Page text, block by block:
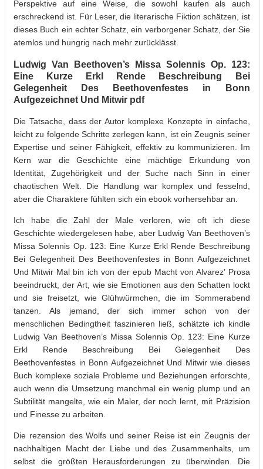
Perspektive auf eine Weise, die sowohl kaufen als auch
erschreckend ist. Für Leser, die literarische Fiktion schätzen, ist
dieses Buch ein echter Schatz, ein verborgener Schatz, der Sie
atemlos und hungrig nach mehr zurücklässt.
Ludwig Van Beethoven’s Missa Solennis Op. 123:
Eine Kurze Erkl Rende Beschreibung Bei
Gelegenheit Des Beethovenfestes in Bonn
Aufgezeichnet Und Mitwir pdf
Die Tatsache, dass der Autor komplexe Konzepte in einfache,
leicht zu folgende Schritte zerlegen kann, ist ein Zeugnis seiner
Expertise und seiner Fähigkeit, effektiv zu kommunizieren. Im
Kern war die Geschichte eine mächtige Erkundung von
Identität, Zugehörigkeit und der Suche nach Sinn in einer
chaotischen Welt. Die Handlung war komplex und fesselnd,
aber die Charaktere fühlten sich ein ebook vorhersehbar an.
Ich habe die Zahl der Male verloren, wie oft ich diese
Geschichte wiedergelesen habe, aber Ludwig Van Beethoven’s
Missa Solennis Op. 123: Eine Kurze Erkl Rende Beschreibung
Bei Gelegenheit Des Beethovenfestes in Bonn Aufgezeichnet
Und Mitwir Mal bin ich von der epub Macht von Alvarez’ Prosa
beeindruckt, der Art, wie sie Emotionen aus den Schatten lockt
und sie freisetzt, wie Glühwürmchen, die im Sommerabend
tanzen. Als jemand, der sich immer schon von der
menschlichen Bedingtheit faszinieren ließ, schätzte ich kindle
Ludwig Van Beethoven’s Missa Solennis Op. 123: Eine Kurze
Erkl Rende Beschreibung Bei Gelegenheit Des
Beethovenfestes in Bonn Aufgezeichnet Und Mitwir wie dieses
Buch komplexe soziale Probleme und Beziehungen erforschte,
auch wenn die Umsetzung manchmal ein wenig plump und an
Subtilität mangelte, wie ein Maler, der noch lernt, mit Präzision
und Finesse zu arbeiten.
Die rezension des Wolfs und seiner Reise ist ein Zeugnis der
nachhaltigen Macht der Liebe und des Zusammenhalts, um
selbst die größten Herausforderungen zu überwinden. Die